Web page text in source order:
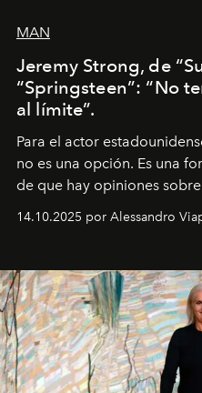
MAN
Jeremy Strong, de
“Springsteen”: “No
al límite”.
Para el actor
no es una opción. Es una
de que hay opiniones
pérdida de tiempo", afirma.
14.10.2025 por Alessandro